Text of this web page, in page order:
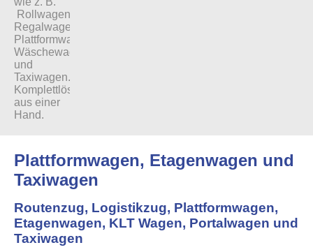
Rollwagen,
Regalwagen,
Plattformwagen,
Wäschewagen
und
Taxiwagen.
Komplettlösungen
aus einer
Hand.
Plattformwagen, Etagenwagen und
Taxiwagen
Routenzug, Logistikzug, Plattformwagen,
Etagenwagen, KLT Wagen, Portalwagen und
Taxiwagen